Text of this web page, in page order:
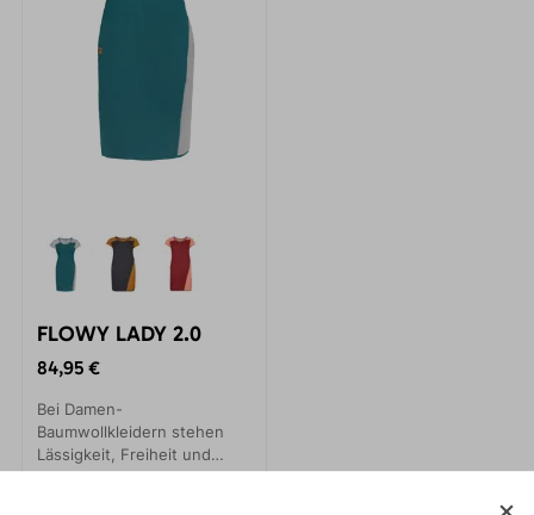
FLOWY LADY 2.0
84,95 €
Bei Damen-
Baumwollkleidern stehen
Lässigkeit, Freiheit und
Farbkombination im